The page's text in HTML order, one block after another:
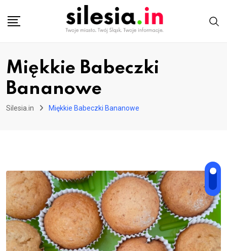
Miękkie Babeczki
Bananowe
Silesia.in Miękkie Babeczki Bananowe